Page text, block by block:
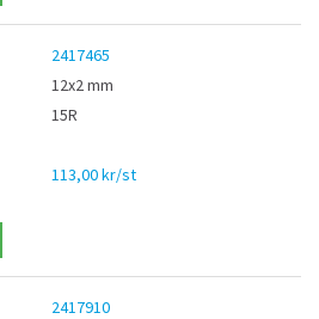
2417465
12x2 mm
15R
113,00 kr/st
2417910